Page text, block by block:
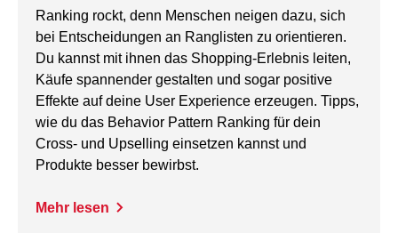
Ranking rockt, denn Menschen neigen dazu, sich
bei Entscheidungen an Ranglisten zu orientieren.
Du kannst mit ihnen das Shopping-Erlebnis leiten,
Käufe spannender gestalten und sogar positive
Effekte auf deine User Experience erzeugen. Tipps,
wie du das Behavior Pattern Ranking für dein
Cross- und Upselling einsetzen kannst und
Produkte besser bewirbst.
Mehr lesen